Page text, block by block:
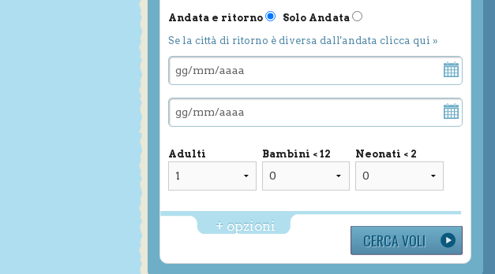
Andata e ritorno
Solo Andata
Se la città di ritorno è diversa dall'andata clicca qui »
Adulti Bambini < 12 Neonati < 2
+ opzioni